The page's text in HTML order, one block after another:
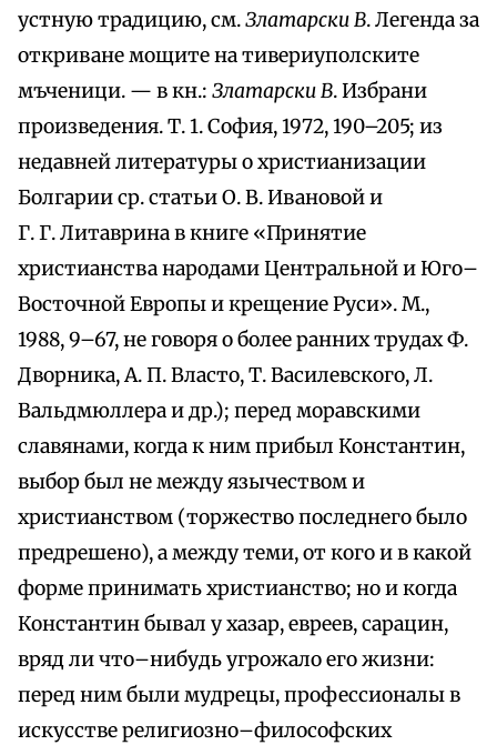
устную традицию, см.Златарски В. Легенда за
откриване мощите на тивериуполските
мъченици. — в кн.: Златарски В. Избрани
произведения. Т. 1. София, 1972, 190–205; из
недавней литературы о христианизации
Болгарии ср. статьи О. В. Ивановой и
Г. Г. Литаврина в книге «Принятие
христианства народами Центральной и Юго–
Восточной Европы и крещение Руси». М.,
1988, 9–67, не говоря о более ранних трудах Ф.
Дворника, А. П. Власто, Т. Василевского, Л.
Вальдмюллера и др.); перед моравскими
славянами, когда к ним прибыл Константин,
выбор был не между язычеством и
христианством (торжество последнего было
предрешено), а между теми, от кого и в какой
форме принимать христианство; но и когда
Константин бывал у хазар, евреев, сарацин,
вряд ли что–нибудь угрожало его жизни:
перед ним были мудрецы, профессионалы в
искусстве религиозно–философских